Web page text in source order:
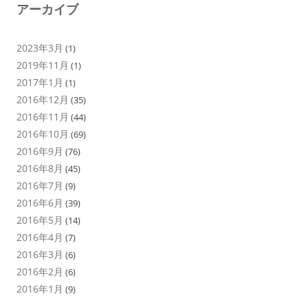
アーカイブ
2023年3月 (1)
2019年11月 (1)
2017年1月 (1)
2016年12月 (35)
2016年11月 (44)
2016年10月 (69)
2016年9月 (76)
2016年8月 (45)
2016年7月 (9)
2016年6月 (39)
2016年5月 (14)
2016年4月 (7)
2016年3月 (6)
2016年2月 (6)
2016年1月 (9)